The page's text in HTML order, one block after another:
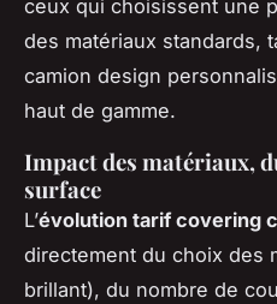
ceux qui choisissent une
des matériaux standards,
camion design
haut de gamme.
Impact des matériaux,
surface
L’évolution tarif covering
directement du choix des
brillant), du nombre de